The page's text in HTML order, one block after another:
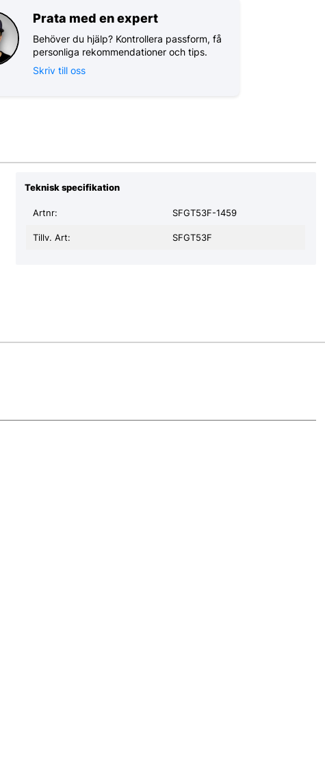
Prata med en expert
Behöver du hjälp? Kontrollera passform, få
personliga rekommendationer och tips.
Skriv till oss
Teknisk specifikation
Tillv. Art: SFGT53F
Artnr: SFGT53F-1459